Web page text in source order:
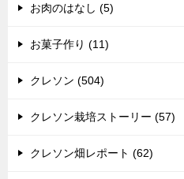
お肉のはなし (5)
お菓子作り (11)
クレソン (504)
クレソン栽培ストーリー (57)
クレソン畑レポート (62)